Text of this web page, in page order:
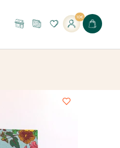
Nos
Le
10€